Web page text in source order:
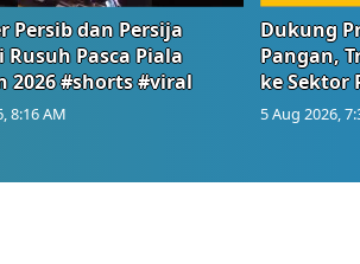
Persib dan Persija
Rusuh Pasca Piala
2026 #shorts #viral
8:16 AM
Dukung
Pangan,
ke Sektor
5 Aug 2026,